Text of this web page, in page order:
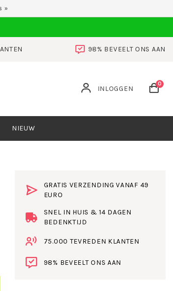
98% BEVEELT ONS AAN
INLOGGEN
0
NIEUW
GRATIS VERZENDING VANAF 49
EURO
SNEL IN HUIS & 14 DAGEN
BEDENKTIJD
75.000 TEVREDEN KLANTEN
98% BEVEELT ONS AAN
»